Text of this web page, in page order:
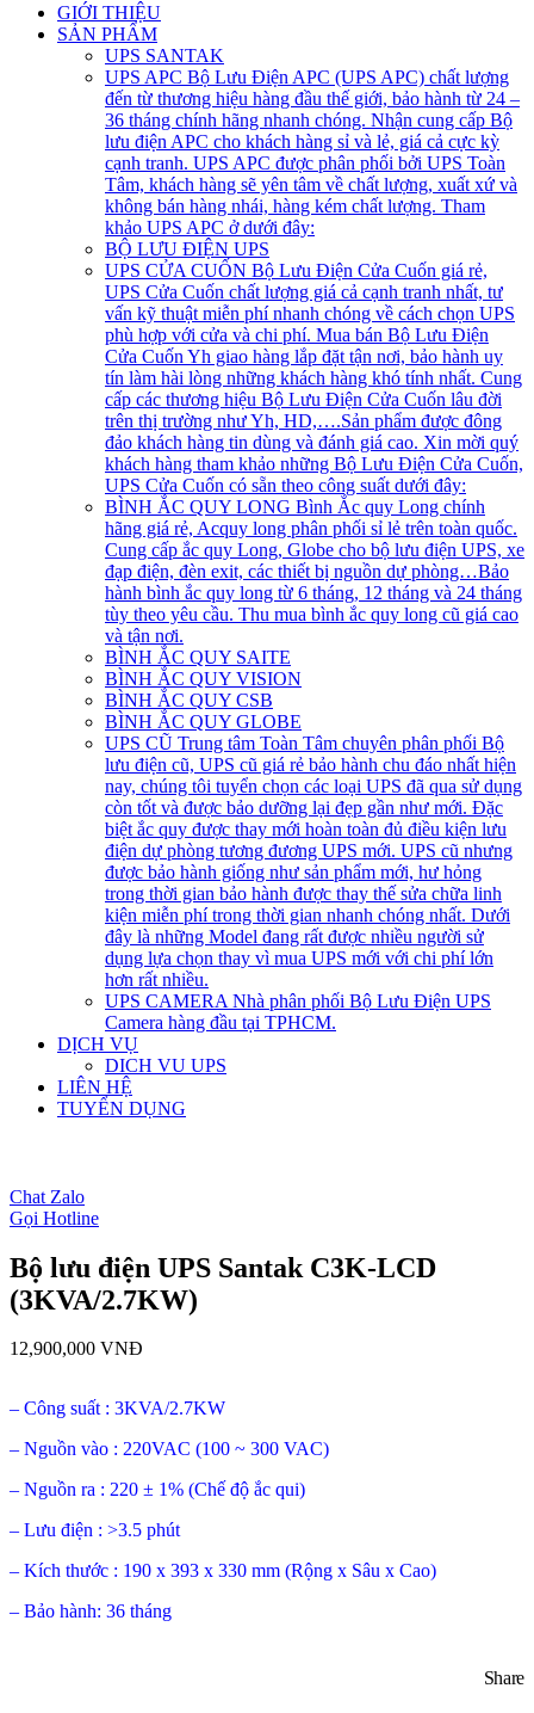
GIỚI THIỆU
SẢN PHẨM
UPS SANTAK
UPS APC Bộ Lưu Điện APC (UPS APC) chất lượng
đến từ thương hiệu hàng đầu thế giới, bảo hành từ 24 –
36 tháng chính hãng nhanh chóng. Nhận cung cấp Bộ
lưu điện APC cho khách hàng sỉ và lẻ, giá cả cực kỳ
cạnh tranh. UPS APC được phân phối bởi UPS Toàn
Tâm, khách hàng sẽ yên tâm về chất lượng, xuất xứ và
không bán hàng nhái, hàng kém chất lượng. Tham
khảo UPS APC ở dưới đây:
BỘ LƯU ĐIỆN UPS
UPS CỬA CUỐN Bộ Lưu Điện Cửa Cuốn giá rẻ,
UPS Cửa Cuốn chất lượng giá cả cạnh tranh nhất, tư
vấn kỹ thuật miễn phí nhanh chóng về cách chọn UPS
phù hợp với cửa và chi phí. Mua bán Bộ Lưu Điện
Cửa Cuốn Yh giao hàng lắp đặt tận nơi, bảo hành uy
tín làm hài lòng những khách hàng khó tính nhất. Cung
cấp các thương hiệu Bộ Lưu Điện Cửa Cuốn lâu đời
trên thị trường như Yh, HD,….Sản phẩm được đông
đảo khách hàng tin dùng và đánh giá cao. Xin mời quý
khách hàng tham khảo những Bộ Lưu Điện Cửa Cuốn,
UPS Cửa Cuốn có sẵn theo công suất dưới đây:
BÌNH ẮC QUY LONG Bình Ắc quy Long chính
hãng giá rẻ, Acquy long phân phối sỉ lẻ trên toàn quốc.
Cung cấp ắc quy Long, Globe cho bộ lưu điện UPS, xe
đạp điện, đèn exit, các thiết bị nguồn dự phòng…Bảo
hành bình ắc quy long từ 6 tháng, 12 tháng và 24 tháng
tùy theo yêu cầu. Thu mua bình ắc quy long cũ giá cao
và tận nơi.
BÌNH ẮC QUY SAITE
BÌNH ẮC QUY VISION
BÌNH ẮC QUY CSB
BÌNH ẮC QUY GLOBE
UPS CŨ Trung tâm Toàn Tâm chuyên phân phối Bộ
lưu điện cũ, UPS cũ giá rẻ bảo hành chu đáo nhất hiện
nay, chúng tôi tuyển chọn các loại UPS đã qua sử dụng
còn tốt và được bảo dưỡng lại đẹp gần như mới. Đặc
biệt ắc quy được thay mới hoàn toàn đủ điều kiện lưu
điện dự phòng tương đương UPS mới. UPS cũ nhưng
được bảo hành giống như sản phẩm mới, hư hỏng
trong thời gian bảo hành được thay thế sửa chữa linh
kiện miễn phí trong thời gian nhanh chóng nhất. Dưới
đây là những Model đang rất được nhiều người sử
dụng lựa chọn thay vì mua UPS mới với chi phí lớn
hơn rất nhiều.
UPS CAMERA Nhà phân phối Bộ Lưu Điện UPS
Camera hàng đầu tại TPHCM.
DỊCH VỤ
DICH VU UPS
LIÊN HỆ
TUYỂN DỤNG
Bộ lưu điện UPS Santak C3K-LCD
(3KVA/2.7KW)
12,900,000 VNĐ
– Công suất : 3KVA/2.7KW
– Nguồn vào : 220VAC (100 ~ 300 VAC)
– Nguồn ra : 220 ± 1% (Chế độ ắc qui)
– Lưu điện : >3.5 phút
– Kích thước : 190 x 393 x 330 mm (Rộng x Sâu x Cao)
– Bảo hành: 36 tháng
Share
Chat Zalo
Gọi Hotline